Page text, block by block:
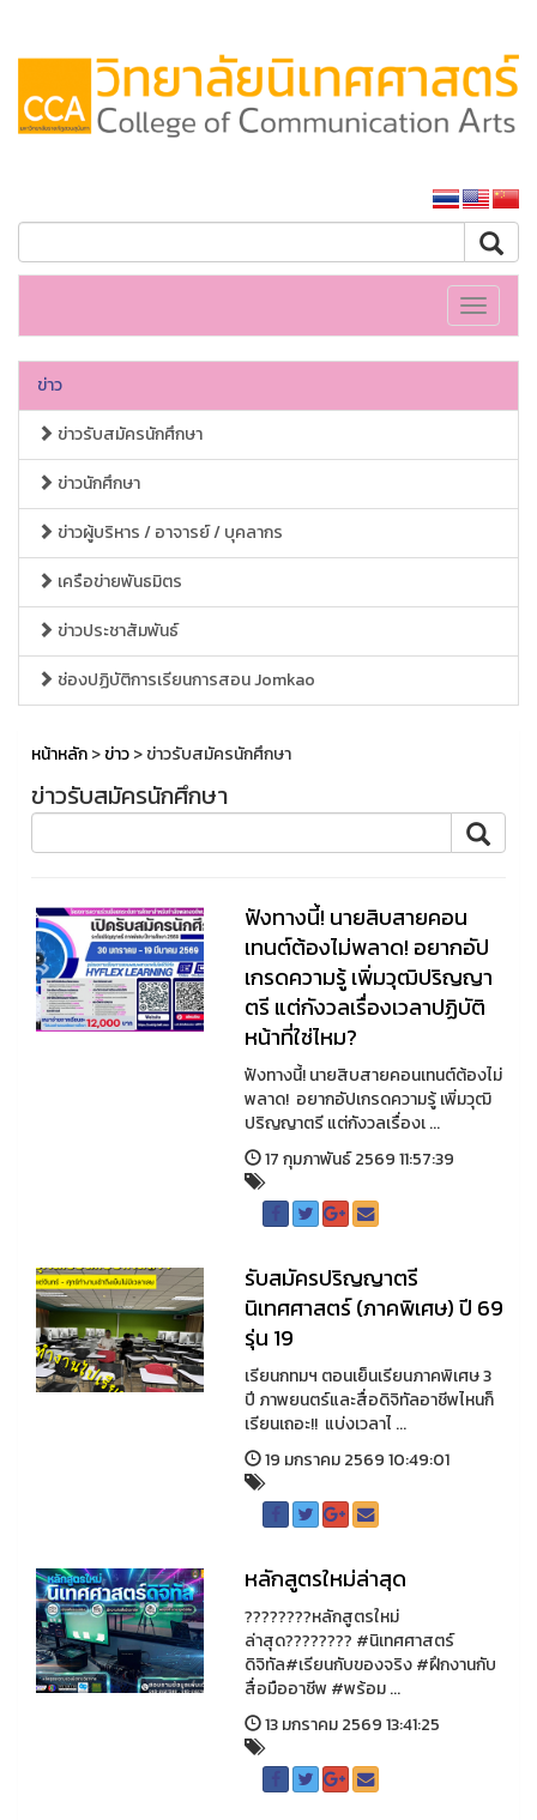
Toggle
ข่าว
ข่าวรับสมัครนักศึกษา
ข่าวนักศึกษา
ข่าวผู้บริหาร / อาจารย์ / บุคลากร
เครือข่ายพันธมิตร
ข่าวประชาสัมพันธ์
ช่องปฏิบัติการเรียนการสอน Jomkao
หน้าหลัก>ข่าว> ข่าวรับสมัครนักศึกษา
ข่าวรับสมัครนักศึกษา
ฟังทางนี้! นายสิบสายคอน
เทนต์ต้องไม่พลาด! อยากอัป
เกรดความรู้ เพิ่มวุฒิปริญญา
ตรี แต่กังวลเรื่องเวลาปฏิบัติ
หน้าที่ใช่ไหม?
ฟังทางนี้! นายสิบสายคอนเทนต์ต้องไม่
พลาด! อยากอัปเกรดความรู้ เพิ่มวุฒิ
ปริญญาตรี แต่กังวลเรื่องเ ...
17 กุมภาพันธ์ 2569 11:57:39
รับสมัครปริญญาตรี
นิเทศศาสตร์ (ภาคพิเศษ) ปี 69
รุ่น 19
เรียนกทมฯ ตอนเย็นเรียนภาคพิเศษ 3
ปี ภาพยนตร์และสื่อดิจิทัลอาชีพไหนก็
เรียนเถอะ!! แบ่งเวลาไ ...
19 มกราคม 2569 10:49:01
หลักสูตรใหม่ล่าสุด
????????หลักสูตรใหม่
ล่าสุด???????? #นิเทศศาสตร์
ดิจิทัล#เรียนกับของจริง #ฝึกงานกับ
สื่อมืออาชีพ #พร้อม ...
13 มกราคม 2569 13:41:25